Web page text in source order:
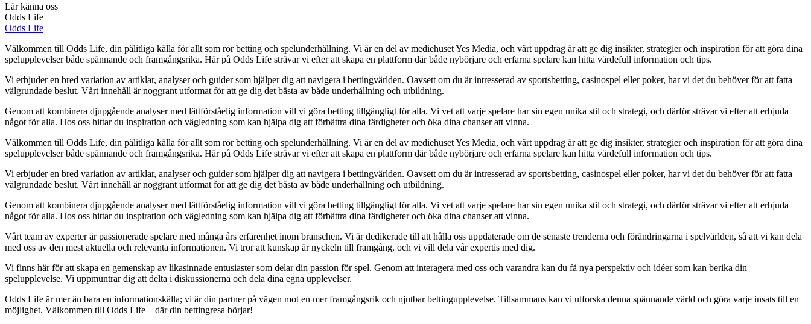
Lär känna oss
Odds Life
Odds Life
Välkommen till Odds Life, din pålitliga källa för allt som rör betting och spelunderhållning. Vi är en del av mediehuset Yes Media, och vårt uppdrag är att ge dig insikter, strategier och inspiration för att göra dina
spelupplevelser både spännande och framgångsrika. Här på Odds Life strävar vi efter att skapa en plattform där både nybörjare och erfarna spelare kan hitta värdefull information och tips.
Vi erbjuder en bred variation av artiklar, analyser och guider som hjälper dig att navigera i bettingvärlden. Oavsett om du är intresserad av sportsbetting, casinospel eller poker, har vi det du behöver för att fatta
välgrundade beslut. Vårt innehåll är noggrant utformat för att ge dig det bästa av både underhållning och utbildning.
Genom att kombinera djupgående analyser med lättförståelig information vill vi göra betting tillgängligt för alla. Vi vet att varje spelare har sin egen unika stil och strategi, och därför strävar vi efter att erbjuda
något för alla. Hos oss hittar du inspiration och vägledning som kan hjälpa dig att förbättra dina färdigheter och öka dina chanser att vinna.
Välkommen till Odds Life, din pålitliga källa för allt som rör betting och spelunderhållning. Vi är en del av mediehuset Yes Media, och vårt uppdrag är att ge dig insikter, strategier och inspiration för att göra dina
spelupplevelser både spännande och framgångsrika. Här på Odds Life strävar vi efter att skapa en plattform där både nybörjare och erfarna spelare kan hitta värdefull information och tips.
Vi erbjuder en bred variation av artiklar, analyser och guider som hjälper dig att navigera i bettingvärlden. Oavsett om du är intresserad av sportsbetting, casinospel eller poker, har vi det du behöver för att fatta
välgrundade beslut. Vårt innehåll är noggrant utformat för att ge dig det bästa av både underhållning och utbildning.
Genom att kombinera djupgående analyser med lättförståelig information vill vi göra betting tillgängligt för alla. Vi vet att varje spelare har sin egen unika stil och strategi, och därför strävar vi efter att erbjuda
något för alla. Hos oss hittar du inspiration och vägledning som kan hjälpa dig att förbättra dina färdigheter och öka dina chanser att vinna.
Vårt team av experter är passionerade spelare med många års erfarenhet inom branschen. Vi är dedikerade till att hålla oss uppdaterade om de senaste trenderna och förändringarna i spelvärlden, så att vi kan dela
med oss av den mest aktuella och relevanta informationen. Vi tror att kunskap är nyckeln till framgång, och vi vill dela vår expertis med dig.
Vi finns här för att skapa en gemenskap av likasinnade entusiaster som delar din passion för spel. Genom att interagera med oss och varandra kan du få nya perspektiv och idéer som kan berika din
spelupplevelse. Vi uppmuntrar dig att delta i diskussionerna och dela dina egna upplevelser.
Odds Life är mer än bara en informationskälla; vi är din partner på vägen mot en mer framgångsrik och njutbar bettingupplevelse. Tillsammans kan vi utforska denna spännande värld och göra varje insats till en
möjlighet. Välkommen till Odds Life – där din bettingresa börjar!